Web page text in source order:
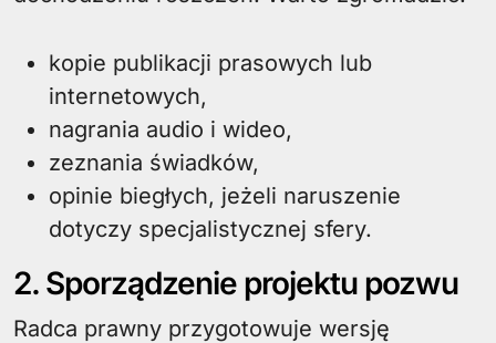
kopie publikacji prasowych lub
internetowych,
nagrania audio i wideo,
zeznania świadków,
opinie biegłych, jeżeli naruszenie
dotyczy specjalistycznej sfery.
2. Sporządzenie projektu pozwu
Radca prawny przygotowuje wersję